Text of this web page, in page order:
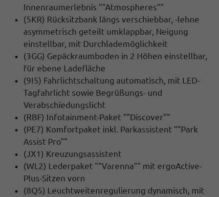
Innenraumerlebnis ""Atmospheres""
(5KR) Rücksitzbank längs verschiebbar, -lehne
asymmetrisch geteilt umklappbar, Neigung
einstellbar, mit Durchlademöglichkeit
(3GG) Gepäckraumboden in 2 Höhen einstellbar,
für ebene Ladefläche
(9I5) Fahrlichtschaltung automatisch, mit LED-
Tagfahrlicht sowie Begrüßungs- und
Verabschiedungslicht
(RBF) Infotainment-Paket ""Discover""
(PE7) Komfortpaket inkl. Parkassistent ""Park
Assist Pro""
(JX1) Kreuzungsassistent
(WL2) Lederpaket ""Varenna"" mit ergoActive-
Plus-Sitzen vorn
(8Q5) Leuchtweitenregulierung dynamisch, mit